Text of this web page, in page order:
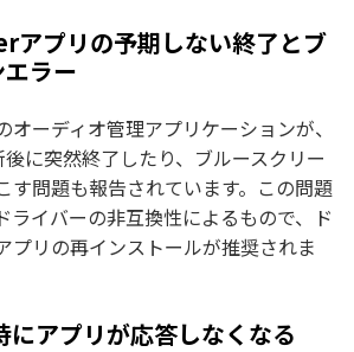
プリの予期しない終了とブ
ラー
ーディオ管理アプリケーションが、
に突然終了したり、ブルースクリー
す問題も報告されています。この問題
ライバーの非互換性によるもので、ド
プリの再インストールが推奨されま
にアプリが応答しなくなる